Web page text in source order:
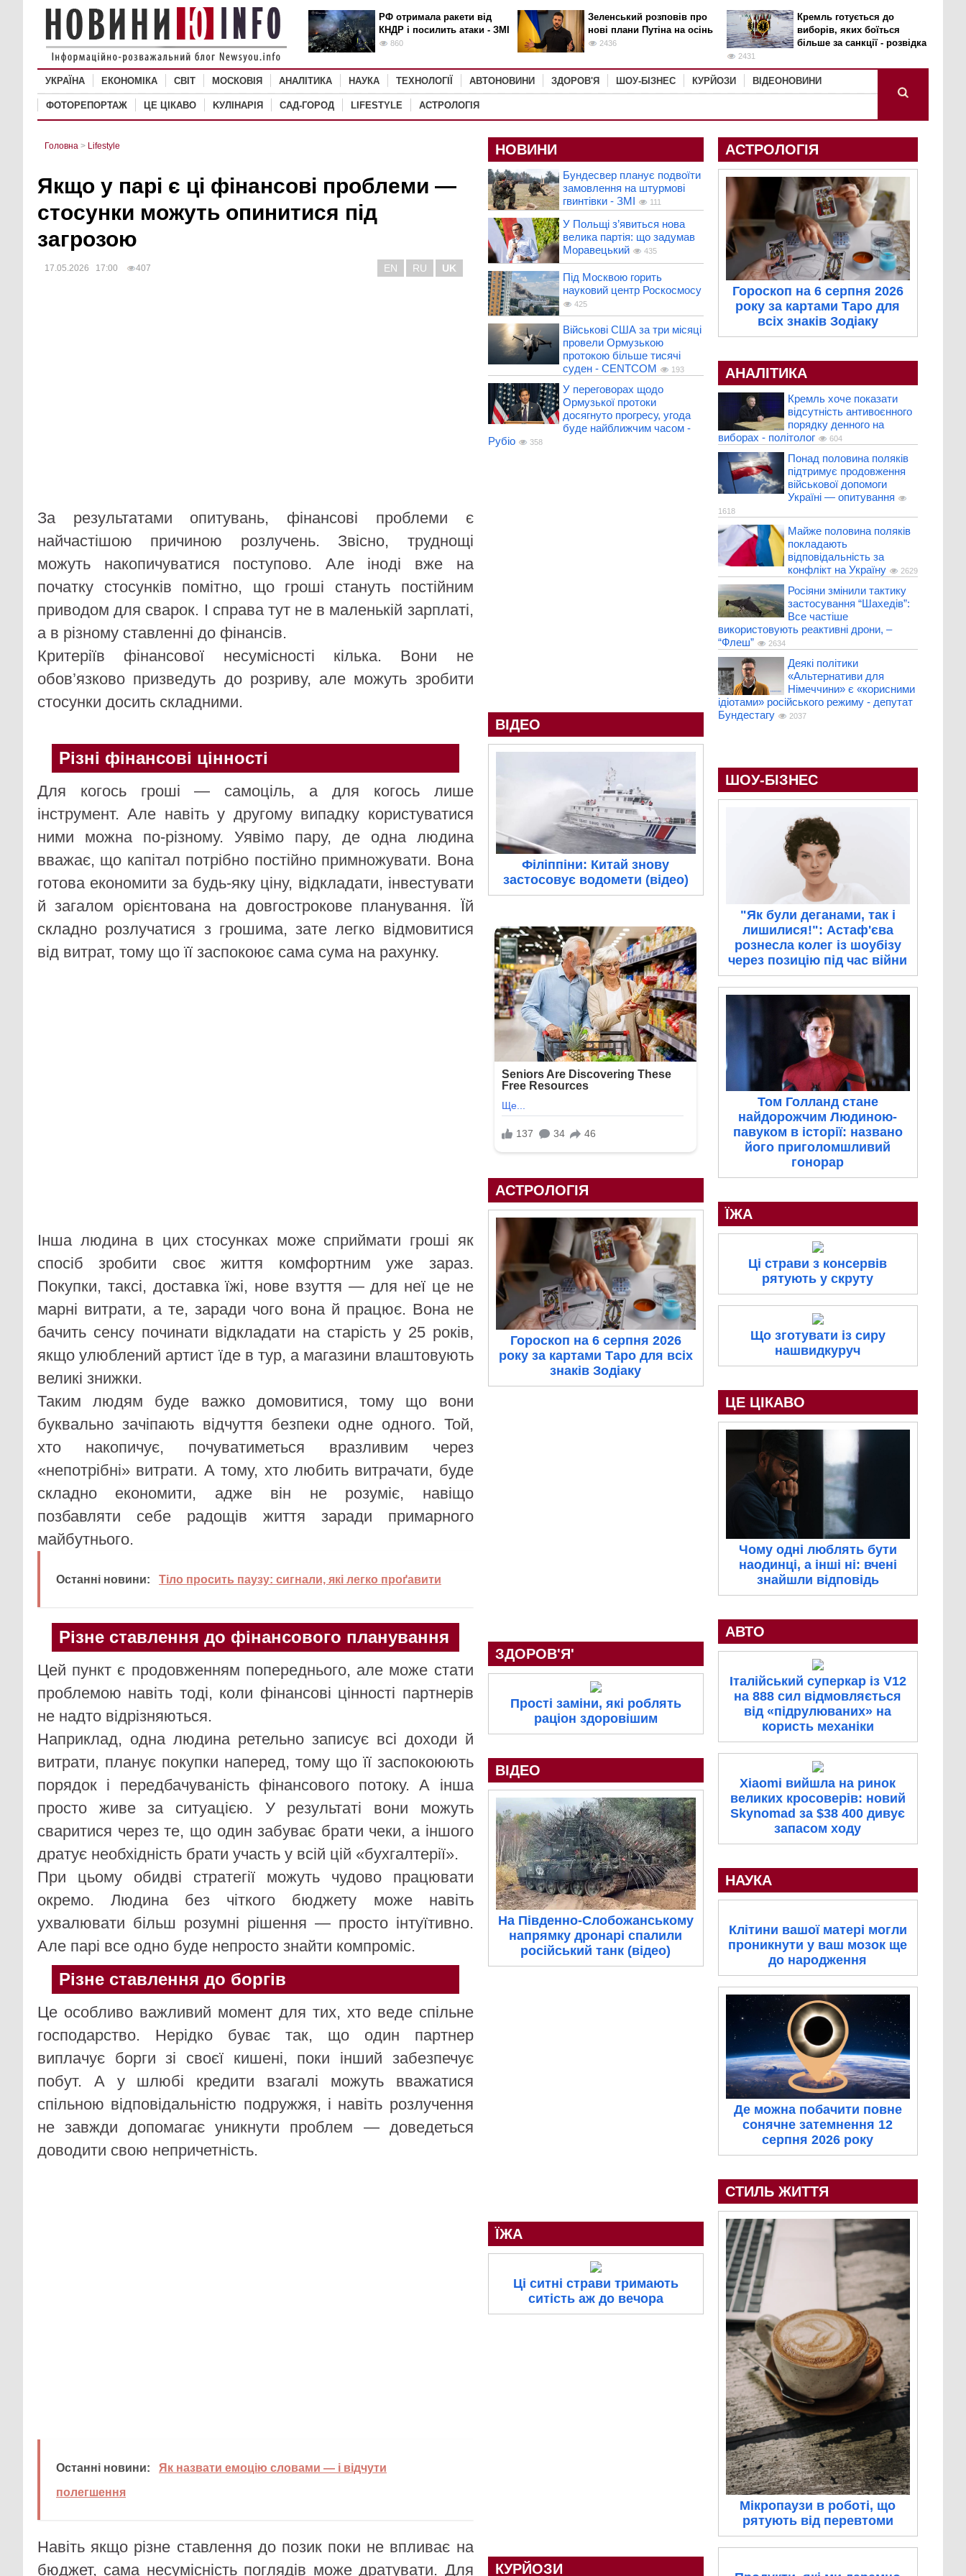
РФ отримала ракети від
КНДР і посилить атаки - ЗМІ
860
Зеленський розповів про
нові плани Путіна на осінь
2436
Кремль готується до
виборів, яких боїться
більше за санкції - розвідка
2431
УКРАЇНА ЕКОНОМІКА СВІТ MОСКОВІЯ АНАЛІТИКА НАУКА ТЕХНОЛОГІЇ АВТОНОВИНИ ЗДОРОВ'Я ШОУ-БІЗНЕС КУРЙОЗИ ВІДЕОНОВИНИ
ФОТОРЕПОРТАЖ ЦЕ ЦІКАВО KУЛІНАРІЯ САД-ГОРОД LIFESTYLE АСТРОЛОГІЯ
Головна > Lifestyle
Якщо у парі є ці фінансові проблеми —
стосунки можуть опинитися під
загрозою
17.05.2026 17:00 407 EN RU UK
За результатами опитувань, фінансові проблеми є
найчастішою причиною розлучень. Звісно, труднощі
можуть накопичуватися поступово. Але іноді вже на
початку стосунків помітно, що гроші стануть постійним
приводом для сварок. І справа тут не в маленькій зарплаті,
а в різному ставленні до фінансів.
Критеріїв фінансової несумісності кілька. Вони не
обов’язково призведуть до розриву, але можуть зробити
стосунки досить складними.
Різні фінансові цінності
Для когось гроші — самоціль, а для когось лише
інструмент. Але навіть у другому випадку користуватися
ними можна по-різному. Уявімо пару, де одна людина
вважає, що капітал потрібно постійно примножувати. Вона
готова економити за будь-яку ціну, відкладати, інвестувати
й загалом орієнтована на довгострокове планування. Їй
складно розлучатися з грошима, зате легко відмовитися
від витрат, тому що її заспокоює сама сума на рахунку.
Інша людина в цих стосунках може сприймати гроші як
спосіб зробити своє життя комфортним уже зараз.
Покупки, таксі, доставка їжі, нове взуття — для неї це не
марні витрати, а те, заради чого вона й працює. Вона не
бачить сенсу починати відкладати на старість у 25 років,
якщо улюблений артист їде в тур, а магазини влаштовують
великі знижки.
Таким людям буде важко домовитися, тому що вони
буквально зачіпають відчуття безпеки одне одного. Той,
хто накопичує, почуватиметься вразливим через
«непотрібні» витрати. А тому, хто любить витрачати, буде
складно економити, адже він не розуміє, навіщо
позбавляти себе радощів життя заради примарного
майбутнього.
Останні новини: Тіло просить паузу: сигнали, які легко проґавити
Різне ставлення до фінансового планування
Цей пункт є продовженням попереднього, але може стати
проблемою навіть тоді, коли фінансові цінності партнерів
не надто відрізняються.
Наприклад, одна людина ретельно записує всі доходи й
витрати, планує покупки наперед, тому що її заспокоюють
порядок і передбачуваність фінансового потоку. А інша
просто живе за ситуацією. У результаті вони можуть
сваритися через те, що один забуває брати чеки, а іншого
дратує необхідність брати участь у всій цій «бухгалтерії».
При цьому обидві стратегії можуть чудово працювати
окремо. Людина без чіткого бюджету може навіть
ухвалювати більш розумні рішення — просто інтуїтивно.
Але парі все одно буде непросто знайти компроміс.
Різне ставлення до боргів
Це особливо важливий момент для тих, хто веде спільне
господарство. Нерідко буває так, що один партнер
виплачує борги зі своєї кишені, поки інший забезпечує
побут. А у шлюбі кредити взагалі можуть вважатися
спільною відповідальністю подружжя, і навіть розлучення
не завжди допомагає уникнути проблем — доведеться
доводити свою непричетність.
Останні новини:
Як назвати емоцію словами — і відчути
полегшення
Навіть якщо різне ставлення до позик поки не впливає на
бюджет, сама несумісність поглядів може дратувати. Для
НОВИНИ
Бундесвер планує подвоїти
замовлення на штурмові
гвинтівки - ЗМІ
111
У Польщі з’явиться нова
велика партія: що задумав
Моравецький
435
Під Москвою горить
науковий центр Роскосмосу
425
Військові США за три місяці
провели Ормузькою
протокою більше тисячі
суден - CENTCOM
193
У переговорах щодо
Ормузької протоки
досягнуто прогресу, угода
буде найближчим часом -
Рубіо
358
ВІДЕО
Філіппіни: Китай знову
застосовує водомети (відео)
АСТРОЛОГІЯ
Гороскоп на 6 серпня 2026
року за картами Таро для всіх
знаків Зодіаку
ЗДОРОВ'Я'
Прості заміни, які роблять
раціон здоровішим
ВІДЕО
На Південно-Слобожанському
напрямку дронарі спалили
російський танк (відео)
ЇЖА
Ці ситні страви тримають
ситість аж до вечора
КУРЙОЗИ
АСТРОЛОГІЯ
Гороскоп на 6 серпня 2026
року за картами Таро для
всіх знаків Зодіаку
АНАЛІТИКА
Кремль хоче показати
відсутність антивоєнного
порядку денного на
виборах - політолог
604
Понад половина поляків
підтримує продовження
військової допомоги
Україні — опитування
1618
Майже половина поляків
покладають
відповідальність за
конфлікт на Україну
2629
Росіяни змінили тактику
застосування “Шахедів”:
Все частіше
використовують реактивні дрони, –
“Флеш”
2634
Деякі політики
«Альтернативи для
Німеччини» є «корисними
ідіотами» російського режиму - депутат
Бундестагу
2037
ШОУ-БІЗНЕС
"Як були деганами, так і
лишилися!": Астаф'єва
рознесла колег із шоубізу
через позицію під час війни
Том Голланд стане
найдорожчим Людиною-
павуком в історії: названо
його приголомшливий
гонорар
ЇЖА
Ці страви з консервів
рятують у скруту
Що зготувати із сиру
нашвидкуруч
ЦЕ ЦІКАВО
Чому одні люблять бути
наодинці, а інші ні: вчені
знайшли відповідь
АВТО
Італійський суперкар із V12
на 888 сил відмовляється
від «підрулюваних» на
користь механіки
Xiaomi вийшла на ринок
великих кросоверів: новий
Skynomad за $38 400 дивує
запасом ходу
НАУКА
Клітини вашої матері могли
проникнути у ваш мозок ще
до народження
Де можна побачити повне
сонячне затемнення 12
серпня 2026 року
СТИЛЬ ЖИТТЯ
Мікропаузи в роботі, що
рятують від перевтоми